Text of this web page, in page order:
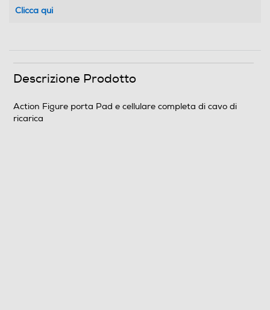
Clicca qui
Descrizione Prodotto
Action Figure porta Pad e cellulare completa di cavo di
ricarica